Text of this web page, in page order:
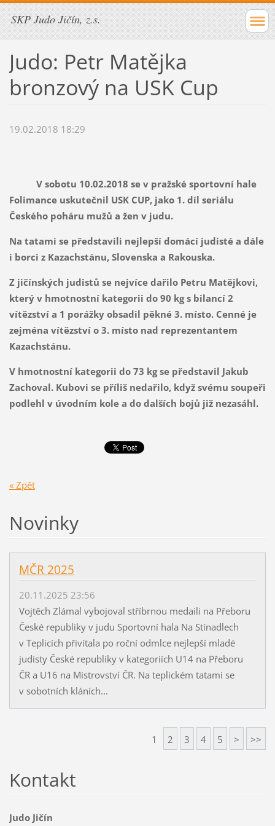
SKP Judo Jičín, z.s.
Judo: Petr Matějka
bronzový na USK Cup
19.02.2018 18:29
V sobotu 10.02.2018 se v pražské sportovní hale
Folimance uskutečnil USK CUP, jako 1. díl seriálu
Českého poháru mužů a žen v judu.
Na tatami se představili nejlepší domácí judisté a dále
i borci z Kazachstánu, Slovenska a Rakouska.
Z jičínských judistů se nejvíce dařilo Petru Matějkovi,
který v hmotnostní kategorii do 90 kg s bilancí 2
vítězství a 1 porážky obsadil pěkné 3. místo. Cenné je
zejména vítězství o 3. místo nad reprezentantem
Kazachstánu.
V hmotnostní kategorii do 73 kg se představil Jakub
Zachoval. Kubovi se příliš nedařilo, když svému soupeři
podlehl v úvodním kole a do dalších bojů již nezasáhl.
« Zpět
Novinky
MČR 2025
20.11.2025 23:56
Vojtěch Zlámal vybojoval stříbrnou medaili na Přeboru
České republiky v judu Sportovní hala Na Stínadlech
v Teplicích přivítala po roční odmlce nejlepší mladé
judisty České republiky v kategoriích U14 na Přeboru
ČR a U16 na Mistrovství ČR. Na teplickém tatami se
v sobotních kláních...
1 2 3 4 5 > >>
Kontakt
Judo Jičín